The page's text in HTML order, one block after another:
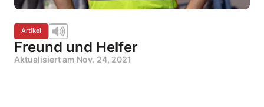
Artikel
Freund und Helfer
Aktualisiert am Nov. 24, 2021